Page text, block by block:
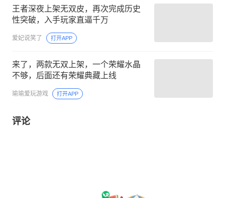
王者深夜上架无双皮，再次完成历史
性突破，入手玩家直逼千万
爱妃说笑了 打开APP
来了，两款无双上架，一个荣耀水晶
不够，后面还有荣耀典藏上线
瑜瑜爱玩游戏 打开APP
评论